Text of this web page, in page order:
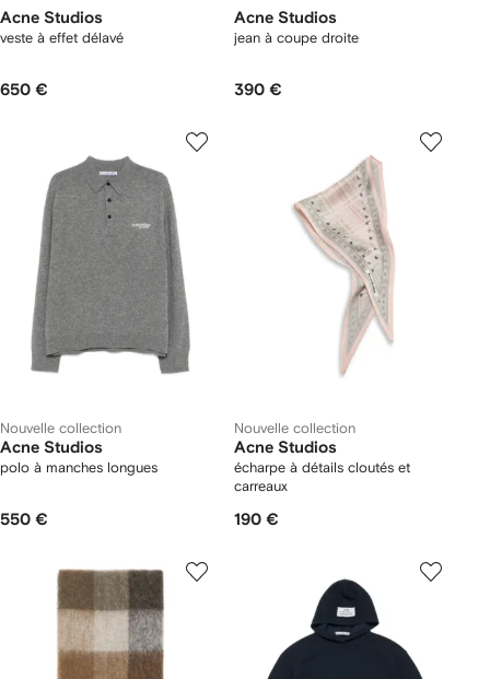
Acne Studios
veste à effet délavé
650 €
Acne Studios
jean à coupe droite
390 €
Nouvelle collection
Acne Studios
polo à manches longues
550 €
Nouvelle collection
Acne Studios
écharpe à détails cloutés et
carreaux
190 €